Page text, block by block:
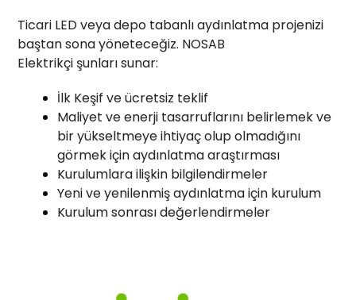
Ticari LED veya depo tabanlı aydınlatma projenizi
baştan sona yöneteceğiz. NOSAB
Elektrikçi şunları sunar:
İlk Keşif ve ücretsiz teklif
Maliyet ve enerji tasarruflarını belirlemek ve
bir yükseltmeye ihtiyaç olup olmadığını
görmek için aydınlatma araştırması
Kurulumlara ilişkin bilgilendirmeler
Yeni ve yenilenmiş aydınlatma için kurulum
Kurulum sonrası değerlendirmeler